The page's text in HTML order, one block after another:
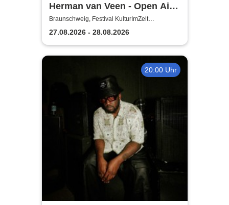
Herman van Veen - Open Air
2026
Braunschweig, Festival KulturImZelt
Braunschweig
27.08.2026 - 28.08.2026
20:00 Uhr